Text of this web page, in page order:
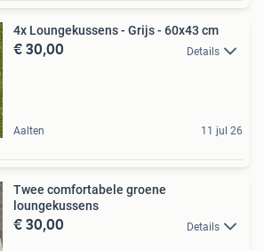
4x Loungekussens - Grijs - 60x43 cm
€ 30,00 Details
Aalten 11 jul 26
Twee comfortabele groene
loungekussens
€ 30,00 Details